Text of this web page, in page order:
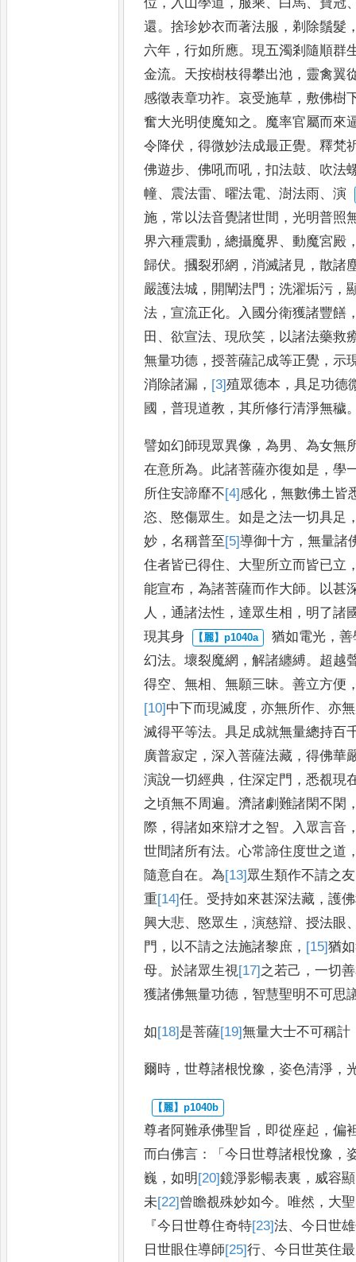
位 ， 入山學道 ， 服乘、 白馬、寶冠
還。捨珍妙衣而著法服 ，剃除鬚髮
六年 ，行如所應。現五濁剎隨順群
金流。 天按樹枝得攀出池 ， 靈禽翼
感徵表章功祚。哀受施草 ， 敷佛樹
奮大光明使魔知之。 魔率官屬而來
令降伏 ，得微妙法成最正覺。釋梵
佛遊步、佛吼而吼 ，扣法鼓、
吹法
幢、 震法雷、曜法電、澍法雨 、演
施 ，常以法音覺諸世間 ，光明普照
界六種震動 ，總攝魔界、動魔宮殿
歸伏。摑裂邪網 ，消滅諸見 ，散諸
嚴護法城 ， 開闡法門 ；洗濯垢污 ，
法 ，宣流正化。 入國分衛獲諸豐饍
田 、欲宣法、現欣笑 ， 以諸法藥救
無量功德 ，授菩薩記成等正覺 ，示
消除諸漏 ， [3]殖眾德本 ，具足功德
國 ，普現道教 ，其所修行清淨無穢
譬如幻師現眾異像 ，為男 、為女無
在意所為。 此諸菩薩亦復如是 ，學
所住安諦靡不[4] 感化 ，無數佛土皆
恣、 愍傷眾生。如是之法一切具足
妙 ，名稱普至 [5]導御十方 ，無量諸
住者皆已得住、 大聖所立而皆已立
能宣布 ，為諸菩薩而作大師。 以甚
人 ，通諸法性 ，達眾生相 ， 明了諸
現其身
猶如電光 ，善
幻法。壞裂魔網 ，解諸纏縛。 超越
得空、無相 、無願三昧。善立方便
[10] 中下而現滅度 ，亦無所作、亦
滅得平等法。具足成就無量總持百
廣普寂定 ，深入菩薩法藏 ，得佛華
演說一切經典 ，住深定門 ，悉覩現
之頃無不周遍。濟諸劇難諸閑不閑
際 ，得諸如來辯才之智。 入眾言音
世間諸所有法。心常諦住度世之道
隨意自在。為[13] 眾生類作不請之友
重[14]任。 受持如來甚深法藏 ，護
興大悲、 愍眾生 ，演慈辯、授法眼
門 ， 以不請之法施諸黎庶 ， [15]猶
母。於諸眾生視[17] 之若己 ，一切善
獲諸佛無量功德 ， 智慧聖明不可思
如[18] 是菩薩[19]無量大士不可稱計
爾時 ，世尊諸根悅豫 ，姿色清淨 ，
尊者阿難承佛聖旨 ， 即從座起 ，偏
而白佛言 ：「今日世尊諸根悅豫 ，
巍 ，如明 [20]鏡淨影暢表裏 ， 威容顯
未[22] 曾瞻覩殊妙如今。唯然 ， 大聖
『今日世尊住奇特[23]法、今日世
日世眼住導師[25]行、今日世英住